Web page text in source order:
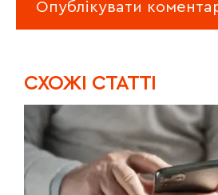
CХОЖІ СТАТТІ